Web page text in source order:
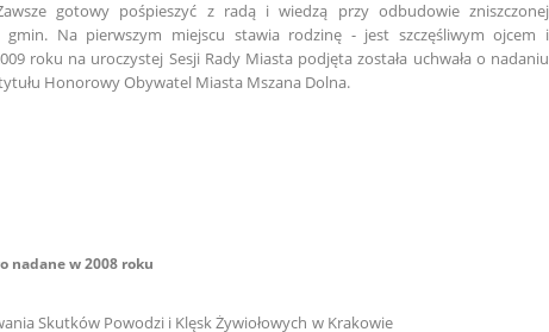
gotowy pośpieszyć z radą i wiedzą przy odbudowie zniszczonej
gmin. Na pierwszym miejscu stawia rodzinę - jest szczęśliwym ojcem i
roku na uroczystej Sesji Rady Miasta podjęta została uchwała o nadaniu
Honorowy Obywatel Miasta Mszana Dolna.
nadane w 2008 roku
Skutków Powodzi i Klęsk Żywiołowych w Krakowie